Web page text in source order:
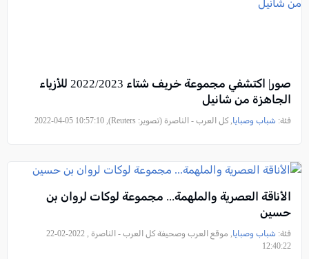
صور| اكتشفي مجموعة خريف شتاء 2022/2023 للأزياء
الجاهزة من شانيل
فئة: شباب وصبايا, كل العرب - الناصرة (تصوير: Reuters), 2022-04-05 10:57:10
الأناقة العصرية والملهمة... مجموعة لوكات لروان بن
حسين
فئة: شباب وصبايا
, موقع العرب وصحيفة كل العرب - الناصرة , 2022-02-22
12:40:22